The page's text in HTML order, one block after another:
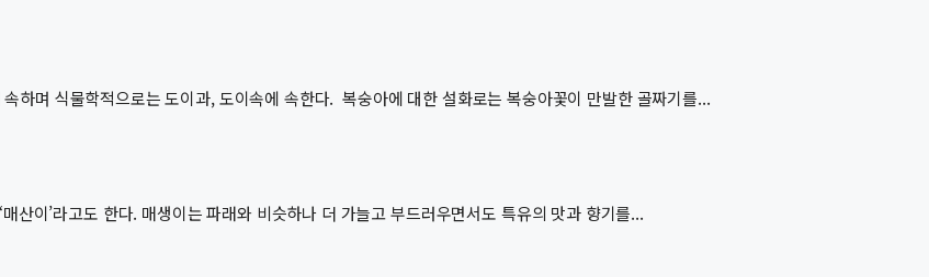
며 식물학적으로는 도이과, 도이속에 속한다. 복숭아에 대한 설화로는 복숭아꽃이 만발한 골짜기를...
산이’라고도 한다. 매생이는 파래와 비슷하나 더 가늘고 부드러우면서도 특유의 맛과 향기를...